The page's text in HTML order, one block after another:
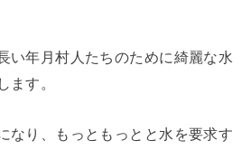
い年月村人たちのために綺麗な水
ます。
なり、もっともっとと水を要求す